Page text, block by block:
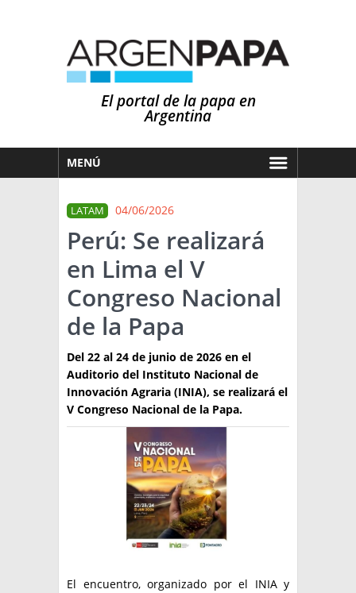
El portal de la papa en
Argentina
MENÚ
MERCADOS
NOTICIAS
EN ESPAÑOL
OTROS IDIOMAS
PRONÓSTICO
LLUVIAS
ARGENTINA
TÉCNICA
PRODUCCION
CLASIFICADOS
INTERES GENERAL
RESOLUCIONES Y NORMATIVAS
ENLACES
ARGENPAPA
PUBLICIDAD
CONTACTO
BUSCAR NOTICIAS
LATAM 04/06/2026
Perú: Se realizará
en Lima el V
Congreso Nacional
de la Papa
Del 22 al 24 de junio de 2026 en el
Auditorio del Instituto Nacional de
Innovación Agraria (INIA), se realizará el
V Congreso Nacional de la Papa.
El encuentro, organizado por el INIA y